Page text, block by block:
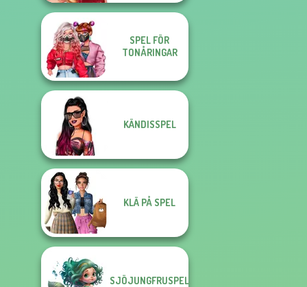
SPEL FÖR
TONÅRINGAR
KÄNDISSPEL
KLÄ PÅ SPEL
SJÖJUNGFRUSPEL